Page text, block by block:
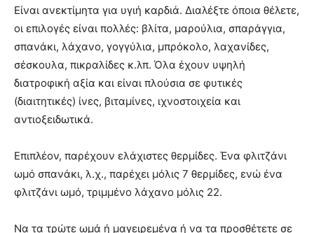
Είναι ανεκτίμητα για υγιή καρδιά. Διαλέξτε όποια θέλετε,
οι επιλογές είναι πολλές: βλίτα, μαρούλια, σπαράγγια,
σπανάκι, λάχανο, γογγύλια, μπρόκολο, λαχανίδες,
σέσκουλα, πικραλίδες κ.λπ. Όλα έχουν υψηλή
διατροφική αξία και είναι πλούσια σε φυτικές
(διαιτητικές) ίνες, βιταμίνες, ιχνοστοιχεία και
αντιοξειδωτικά.
Επιπλέον, παρέχουν ελάχιστες θερμίδες. Ένα φλιτζάνι
ωμό σπανάκι, λ.χ., παρέχει μόλις 7 θερμίδες, ενώ ένα
φλιτζάνι ωμό, τριμμένο λάχανο μόλις 22.
Να τα τρώτε ωμά ή μαγειρεμένα ή να τα προσθέτετε σε